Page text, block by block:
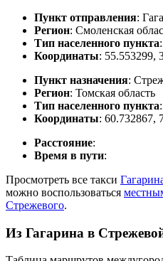
Пункт отправления:
Регион: Смоленская
Тип населенного пункта:
Координаты: 55.553299,
Пункт назначения:
Регион: Томская область
Тип населенного пункта
Координаты: 60.732867,
Расстояние:
Время в пути:
Просмотреть все такси
можно воспользоваться
Стрежевого.
Из Гагарина в